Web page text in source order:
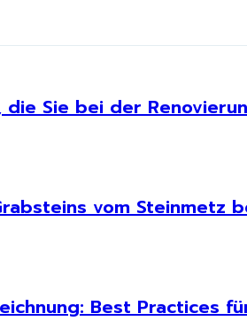
Sie bei der
vom Steinmetz
Best Practices